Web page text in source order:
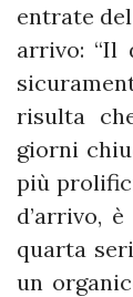
entrate
arrivo: “Il
risulta
giorni
più
d’arrivo,
quarta
un